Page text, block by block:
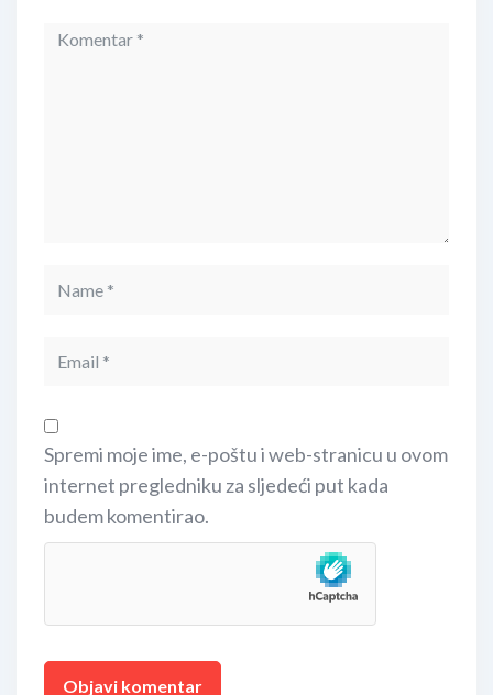
Spremi moje ime, e-poštu i web-stranicu u ovom
internet pregledniku za sljedeći put kada
budem komentirao.